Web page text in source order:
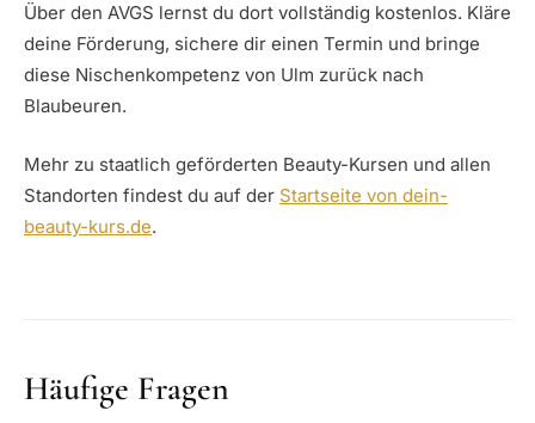
Über den AVGS lernst du dort vollständig kostenlos. Kläre
deine Förderung, sichere dir einen Termin und bringe
diese Nischenkompetenz von Ulm zurück nach
Blaubeuren.
Mehr zu staatlich geförderten Beauty-Kursen und allen
Standorten findest du auf der Startseite von dein-
beauty-kurs.de.
Häufige Fragen